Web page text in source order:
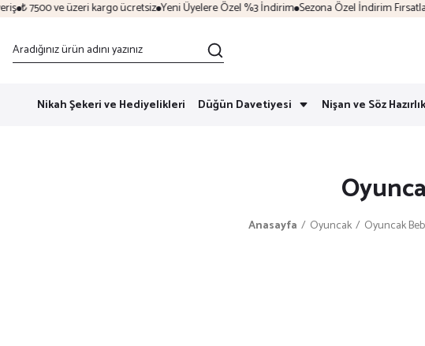
₺ 7500 ve üzeri kargo ücretsiz Yeni Üyelere Özel %3 İndirim Sezona Özel İndirim Fırsatları
Nikah Şekeri ve Hediyelikleri Düğün Davetiyesi Nişan ve Söz
Anasayfa Oyuncak Oyuncak